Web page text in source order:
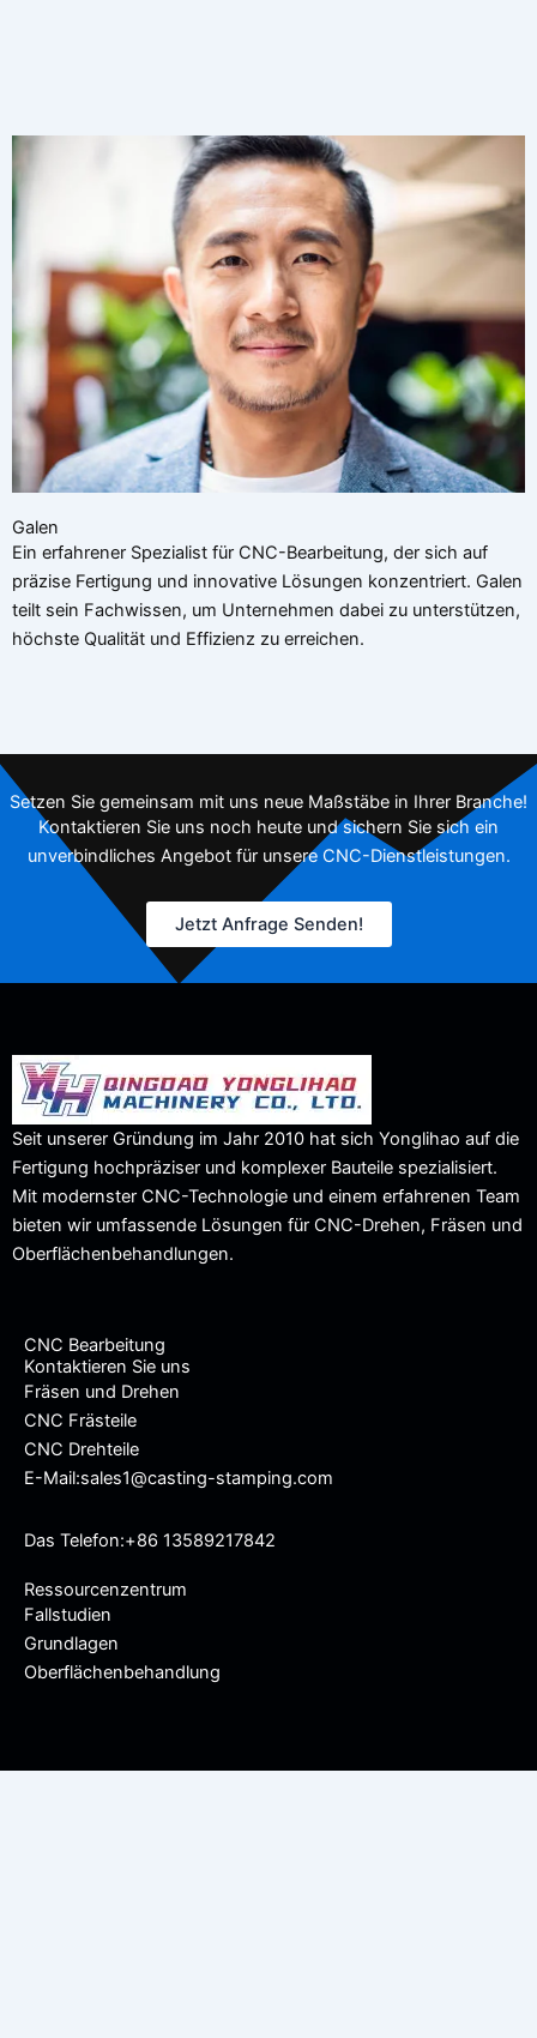
Galen
Ein erfahrener Spezialist für CNC-Bearbeitung, der sich auf
präzise Fertigung und innovative Lösungen konzentriert. Galen
teilt sein Fachwissen, um Unternehmen dabei zu unterstützen,
höchste Qualität und Effizienz zu erreichen.
Setzen Sie gemeinsam mit uns neue Maßstäbe in Ihrer Branche!
Kontaktieren Sie uns noch heute und sichern Sie sich ein
unverbindliches Angebot für unsere CNC-Dienstleistungen.
Jetzt Anfrage Senden!
Seit unserer Gründung im Jahr 2010 hat sich Yonglihao auf die
Fertigung hochpräziser und komplexer Bauteile spezialisiert.
Mit modernster CNC-Technologie und einem erfahrenen Team
bieten wir umfassende Lösungen für CNC-Drehen, Fräsen und
Oberflächenbehandlungen.
CNC Bearbeitung
Kontaktieren Sie uns
Fräsen und Drehen
CNC Frästeile
CNC Drehteile
E-Mail:sales1@casting-stamping.com
Das Telefon:+86 13589217842
Ressourcenzentrum
Fallstudien
Grundlagen
Oberflächenbehandlung